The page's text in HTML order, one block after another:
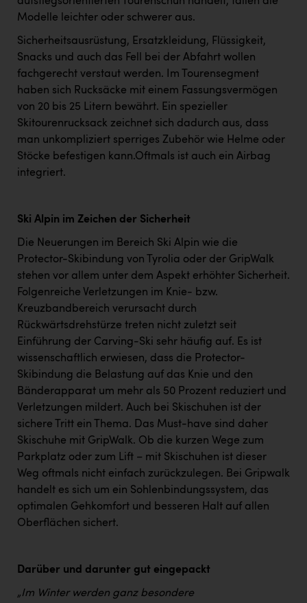
Modelle leichter oder schwerer aus.
Sicherheitsausrüstung, Ersatzkleidung, Flüssigkeit,
Snacks und auch das Fell bei der Abfahrt wollen
fachgerecht verstaut werden. Im Tourensegment
haben sich Rucksäcke mit einem Fassungsvermögen
von 20 bis 25 Litern bewährt. Ein spezieller
Skitourenrucksack zeichnet sich dadurch aus, dass
man unkompliziert sperriges Zubehör wie Helme oder
Stöcke befestigen kann.Oftmals ist auch ein Airbag
integriert.
Ski Alpin im Zeichen der Sicherheit
Die Neuerungen im Bereich Ski Alpin wie die
Protector-Skibindung von Tyrolia oder der GripWalk
stehen vor allem unter dem Aspekt erhöhter Sicherheit.
Folgenreiche Verletzungen im Knie- bzw.
Kreuzbandbereich verursacht durch
Rückwärtsdrehstürze treten nicht zuletzt seit
Einführung der Carving-Ski sehr häufig auf. Es ist
wissenschaftlich erwiesen, dass die Protector-
Skibindung die Belastung auf das Knie und den
Bänderapparat um mehr als 50 Prozent reduziert und
Verletzungen mildert. Auch bei Skischuhen ist der
sichere Tritt ein Thema. Das Must-have sind daher
Skischuhe mit GripWalk. Ob die kurzen Wege zum
Parkplatz oder zum Lift – mit Skischuhen ist dieser
Weg oftmals nicht einfach zurückzulegen. Bei Gripwalk
handelt es sich um ein Sohlenbindungssystem, das
optimalen Gehkomfort und besseren Halt auf allen
Oberflächen sichert.
Darüber und darunter gut eingepackt
„Im Winter werden ganz besondere